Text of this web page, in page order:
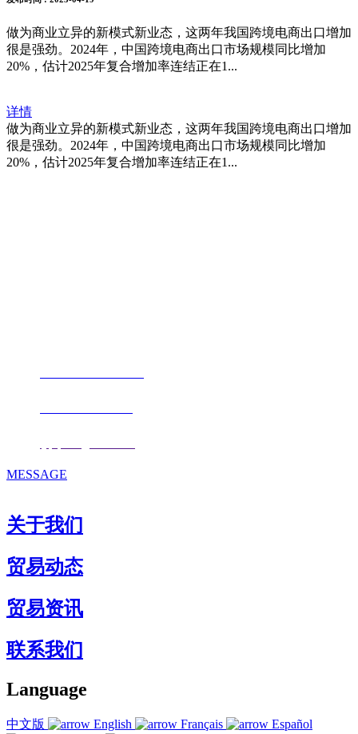
做为商业立异的新模式新业态，这两年我国跨境电商出口增加
很是强劲。2024年，中国跨境电商出口市场规模同比增加
20%，估计2025年复合增加率连结正在1...
详情
做为商业立异的新模式新业态，这两年我国跨境电商出口增加
很是强劲。2024年，中国跨境电商出口市场规模同比增加
20%，估计2025年复合增加率连结正在1...
MESSAGE
关于我们
贸易动态
贸易资讯
联系我们
Language
中文版 English Français
Español